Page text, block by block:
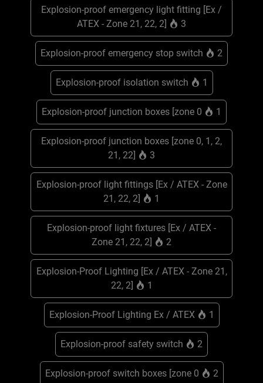
Explosion-proof emergency light fitting [Ex /
ATEX - Zone 21, 22, 2]
3
Explosion-proof emergency stop switch 2
Explosion-proof isolation switch 1
Explosion-proof junction boxes [zone 0 1
Explosion-proof junction boxes [zone 0, 1, 2,
21, 22]
3
Explosion-proof light fittings [Ex / ATEX - Zone
21, 22, 2]
1
Explosion-proof light fixtures [Ex / ATEX -
Zone 21, 22, 2]
2
Explosion-Proof Lighting [Ex / ATEX - Zone 21,
22, 2]
1
Explosion-Proof Lighting Ex / ATEX 1
Explosion-proof safety switch 2
Explosion-proof switch boxes [zone 0 2